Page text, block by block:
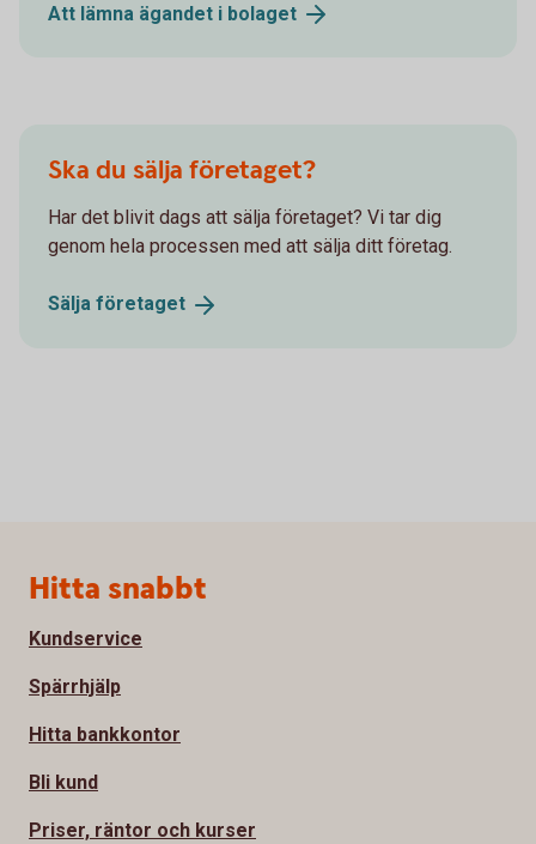
Att lämna ägandet i bolaget
Ska du sälja företaget?
Har det blivit dags att sälja företaget? Vi tar dig
genom hela processen med att sälja ditt företag.
Sälja företaget
Sidfot
Hitta snabbt
Kundservice
Spärrhjälp
Hitta bankkontor
Bli kund
Priser, räntor och kurser